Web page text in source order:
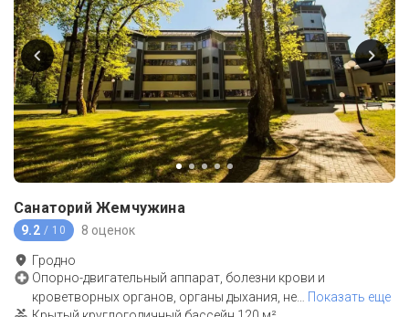
Санаторий Жемчужина
9.2 / 10 8 оценок
Гродно
Опорно-двигательный аппарат, болезни крови и
кроветворных органов, органы дыхания, не… Показать еще